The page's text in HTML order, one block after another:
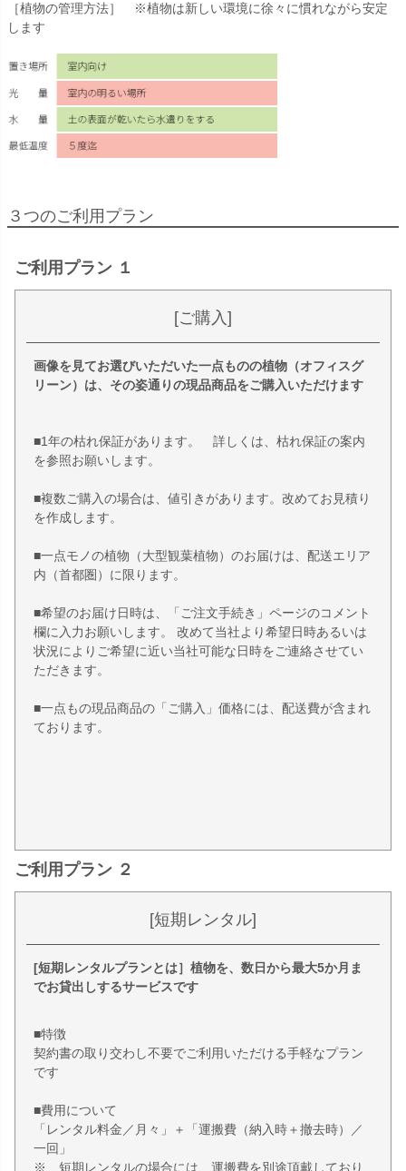
［植物の管理方法］ ※植物は新しい環境に徐々に慣れながら安定
します
３つのご利用プラン
ご利用プラン １
[ご購入]
画像を見てお選びいただいた一点ものの植物（オフィスグ
リーン）は、その姿通りの現品商品をご購入いただけます
■1年の枯れ保証があります。 詳しくは、枯れ保証の案内
を参照お願いします。
■複数ご購入の場合は、値引きがあります。改めてお見積り
を作成します。
■一点モノの植物（大型観葉植物）のお届けは、配送エリア
内（首都圏）に限ります。
■希望のお届け日時は、「ご注文手続き」ページのコメント
欄に入力お願いします。 改めて当社より希望日時あるいは
状況によりご希望に近い当社可能な日時をご連絡させてい
ただきます。
■一点もの現品商品の「ご購入」価格には、配送費が含まれ
ております。
ご利用プラン ２
[短期レンタル]
[短期レンタルプランとは］植物を、数日から最大5か月ま
でお貸出しするサービスです
■特徴
契約書の取り交わし不要でご利用いただける手軽なプラン
です
■費用について
「レンタル料金／月々」＋「運搬費（納入時＋撤去時）／
一回」
※ 短期レンタルの場合には、運搬費を別途頂戴しており